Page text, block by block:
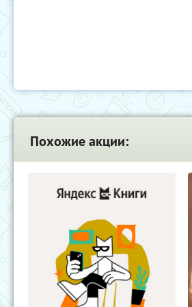
Похожие акции: